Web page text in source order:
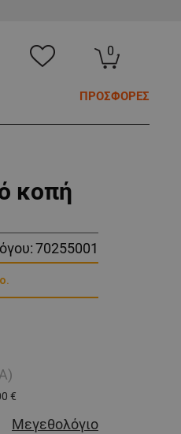
0
ΠΡΟΣΦΟΡΕΣ
κοπή
70255001
€
Μεγεθολόγιο